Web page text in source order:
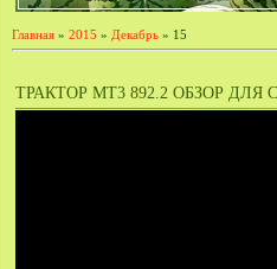
Главная » 2015 » Декабрь » 15
ТРАКТОР МТ3 892.2 ОБЗОР